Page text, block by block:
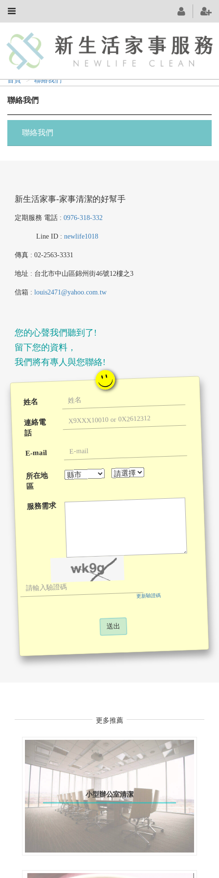
首頁 聯絡我們
聯絡我們
聯絡我們
新生活家事-家事清潔的好幫手
定期服務 電話 : 0976-318-332
Line ID : newlife1018
傳真 : 02-2563-3331
地址 : 台北市中山區錦州街46號12樓之3
信箱 : louis2471@yahoo.com.tw
您的心聲我們聽到了!
留下您的資料，
我們將有專人與您聯絡!
姓名
連絡電
話
E-mail
所在地
區
服務需求
更新驗證碼
送出
更多推薦
小型辦公室清潔